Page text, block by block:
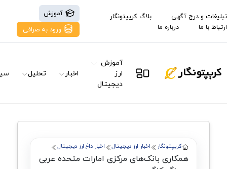
تبلیغات و درج آگهی
بلاگ کریپتونگار
ارتباط با ما
درباره ما
آموزش
ورود به صرافی
آموزش
ارز
دیجیتال
اخبار تحلیل
کریپتونگار اخبار ارز دیجیتال اخبار داغ ارز دیجیتال
همکاری بانک‌های مرکزی امارات متحده عربی